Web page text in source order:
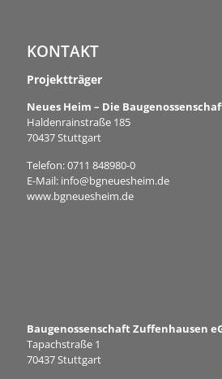
KONTAKT
Projektträger
Neues Heim – Die
Haldenrainstraße 185
70437 Stuttgart
Telefon:0711 848980-0
E-Mail: info@bgneuesheim.de
www.bgneuesheim.de
Baugenossenschaft Zuffenhausen
Tapachstraße 1
70437 Stuttgart